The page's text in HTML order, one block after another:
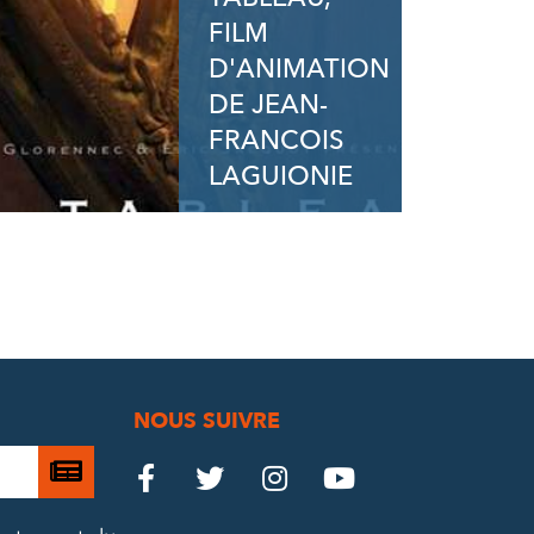
FILM
D'ANIMATION
DE JEAN-
FRANCOIS
LAGUIONIE
Je
m’abonne
NOUS SUIVRE
Le

Le

Le

Le
